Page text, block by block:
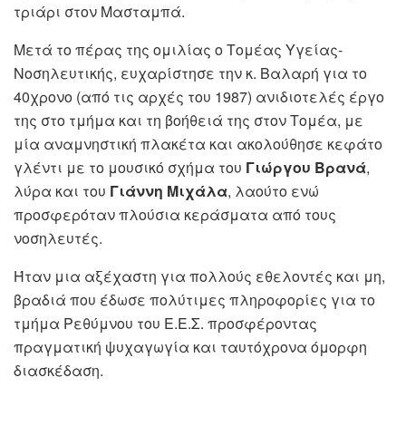
τριάρι στον Μασταμπά.
Μετά το πέρας της ομιλίας ο Τομέας Υγείας-
Νοσηλευτικής, ευχαρίστησε την κ. Βαλαρή για το
40χρονο (από τις αρχές του 1987) ανιδιοτελές έργο
της στο τμήμα και τη βοήθειά της στον Τομέα, με
μία αναμνηστική πλακέτα και ακολούθησε κεφάτο
γλέντι με το μουσικό σχήμα του Γιώργου Βρανά,
λύρα και του Γιάννη Μιχάλα, λαούτο ενώ
προσφερόταν πλούσια κεράσματα από τους
νοσηλευτές.
Ήταν μια αξέχαστη για πολλούς εθελοντές και μη,
βραδιά που έδωσε πολύτιμες πληροφορίες για το
τμήμα Ρεθύμνου του Ε.Ε.Σ. προσφέροντας
πραγματική ψυχαγωγία και ταυτόχρονα όμορφη
διασκέδαση.